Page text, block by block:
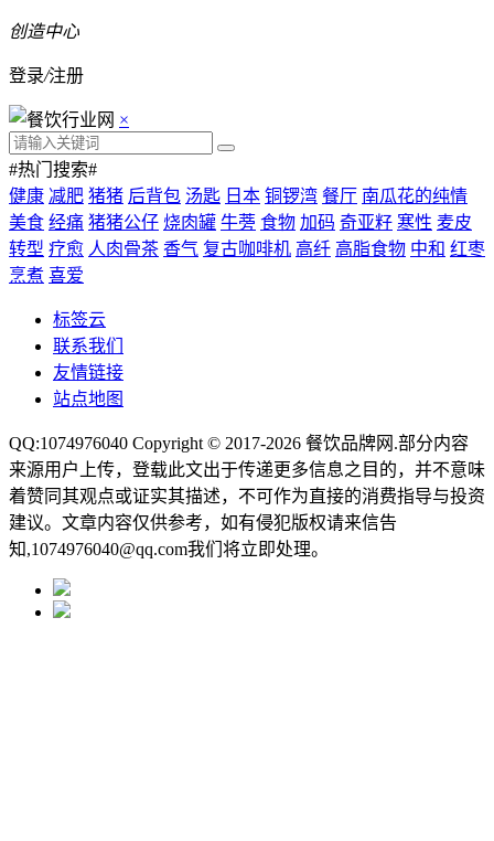
创造中心
登录/注册
×
#热门搜索#
健康 减肥 猪猪 后背包 汤匙 日本 铜锣湾 餐厅 南瓜花的纯情
美食 经痛 猪猪公仔 烧肉罐 牛蒡 食物 加码 奇亚籽 寒性 麦皮
转型 疗愈 人肉骨茶 香气 复古咖啡机 高纤 高脂食物 中和 红枣
烹煮 喜爱
标签云
联系我们
友情链接
站点地图
QQ:1074976040 Copyright © 2017-2026 餐饮品牌网 .部分内容
来源用户上传，登载此文出于传递更多信息之目的，并不意味
着赞同其观点或证实其描述，不可作为直接的消费指导与投资
建议。文章内容仅供参考，如有侵犯版权请来信告
知,1074976040@qq.com我们将立即处理。